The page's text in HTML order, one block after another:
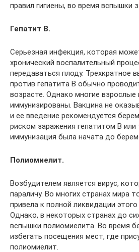
правил гигиены, во время вспышки
Гепатит В.
Серьезная инфекция, которая
хронический воспалительный
передаваться плоду. Трехкратное
против гепатита В обычно
возрасте. Однако многие взрослые
иммунизированы. Вакцина не
и ее введение рекомендуется
риском заражения гепатитом В или
иммунизация была начата до
Полиомиелит.
Возбудителем является вирус,
параличу. Во многих странах мира
привела к полной ликвидации этого
Однако, в некоторых странах до
вспышки полиомиелита. Во время
избегать посещения мест, где
полиомиелит.